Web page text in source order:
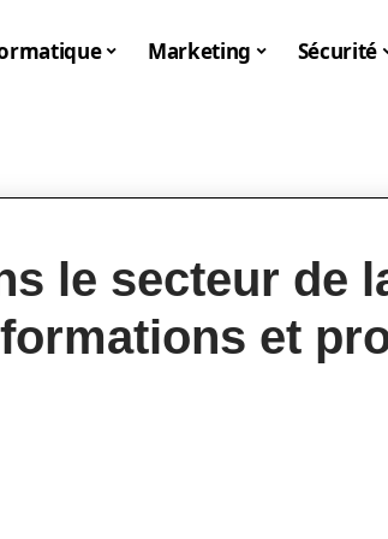
Marketing Sécurité
le secteur de
et